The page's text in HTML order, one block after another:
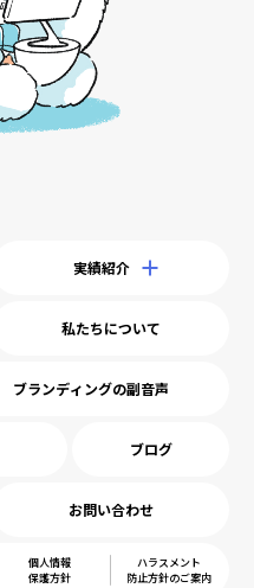
実績紹介
私たちについて
ブランディングの副音声
ブログ
お問い合わせ
個人情報
保護方針
ハラスメント
防止方針のご案内